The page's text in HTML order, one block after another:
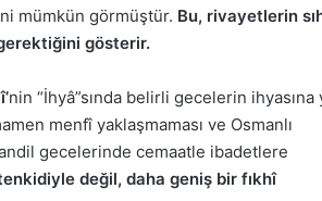
mümkün görmüştür. Bu, rivayetlerin
gösterir.
nin “İhyâ”sında belirli gecelerin ihyasına
menfî yaklaşmaması ve Osmanlı
gecelerinde cemaatle ibadetlere
değil, daha geniş bir fıkhî